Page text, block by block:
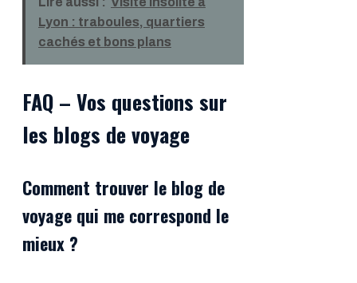
Lyon : traboules, quartiers
cachés et bons plans
FAQ – Vos questions sur
les blogs de voyage
Comment trouver le blog de
voyage qui me correspond le
mieux ?